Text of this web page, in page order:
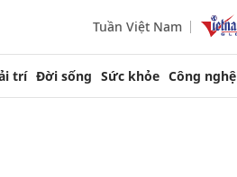
Tuần Việt Nam
trí Đời sống Sức khỏe Công nghệ